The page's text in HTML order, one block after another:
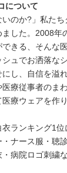
について
いのか?」私た
した。2008年
きる、そんな
ュでお洒落な
し、自信を溢
療従事者のま
療ウェアを作
ランキング1
ナース服・聴
病院ロゴ刺繍